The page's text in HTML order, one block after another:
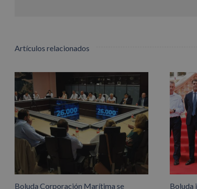
Artículos relacionados
Boluda Corporación Marítima se
Boluda